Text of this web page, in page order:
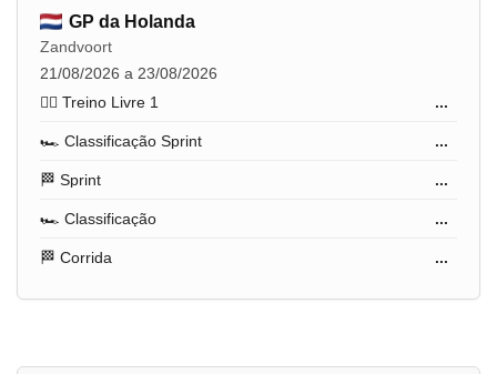
GP da Holanda
Zandvoort
21/08/2026 a 23/08/2026
🏋️‍♂️ Treino Livre 1
...
🏎️ Classificação Sprint ...
🏁 Sprint ...
🏎️ Classificação ...
🏁 Corrida ...